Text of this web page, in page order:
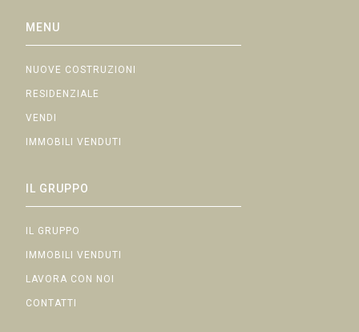
MENU
NUOVE COSTRUZIONI
RESIDENZIALE
VENDI
IMMOBILI VENDUTI
IL GRUPPO
IL GRUPPO
IMMOBILI VENDUTI
LAVORA CON NOI
CONTATTI